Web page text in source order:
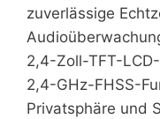
zuverlässige
2,4-Zoll-TFT-
2,4-GHz-FHSS-
Privatsphäre und